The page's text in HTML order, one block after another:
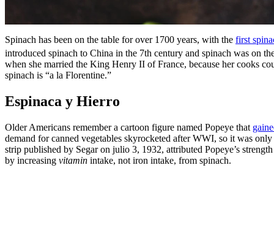
Spinach has been on the table for over 1700 years, with the first
introduced spinach to China in the 7th century and spinach was on
when she married the King Henry II of France, because her cooks
spinach is “a la Florentine.”
Espinaca y Hierro
Older Americans remember a cartoon figure named Popeye that
demand for canned vegetables skyrocketed after WWI, so it was
strip published by Segar on julio 3, 1932, attributed Popeye’s
by increasing vitamin intake, not iron intake, from spinach.